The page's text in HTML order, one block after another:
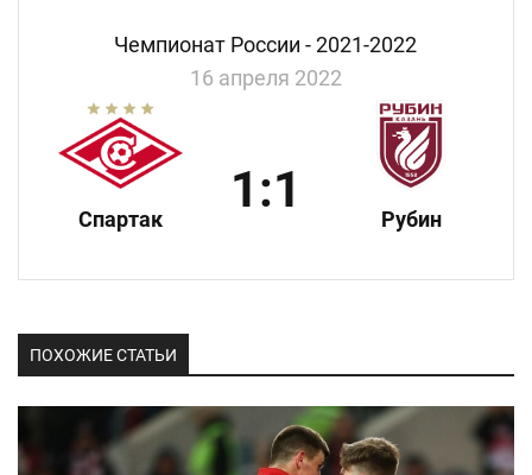
Чемпионат России - 2021-2022
16 апреля 2022
Спартак
1:1
Рубин
ПОХОЖИЕ СТАТЬИ